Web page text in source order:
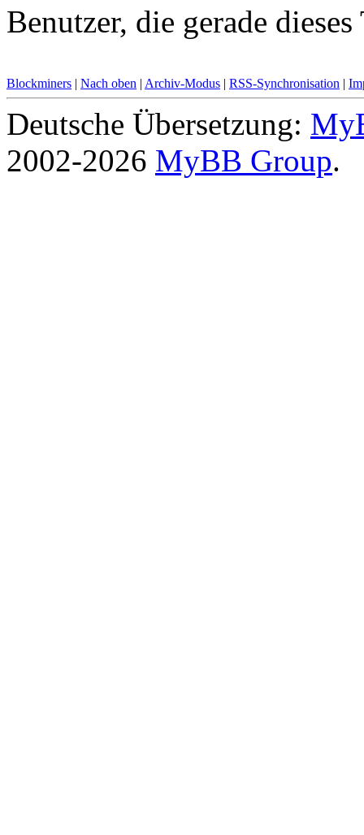
Benutzer, die gerade
Blockminers | Nach oben | Archiv-Modus | RSS-Synchronisation |
Deutsche Übersetzung:
2002-2026 MyBB Group.